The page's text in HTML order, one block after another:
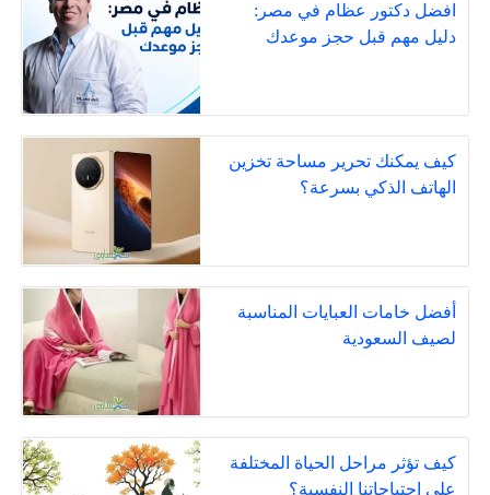
افضل دكتور عظام في مصر:
دليل مهم قبل حجز موعدك
كيف يمكنك تحرير مساحة تخزين
الهاتف الذكي بسرعة؟
أفضل خامات العبايات المناسبة
لصيف السعودية
كيف تؤثر مراحل الحياة المختلفة
على احتياجاتنا النفسية؟